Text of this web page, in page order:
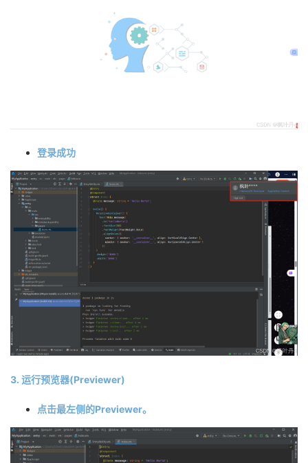
登录成功
3. 运行预览器(Previewer)
点击最左侧的Previewer。